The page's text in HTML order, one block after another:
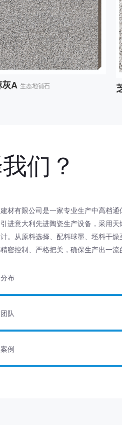
们？
材有限公司是一家专业生产中高档
进意大利先进陶瓷生产设备，采用
。从原料选择、配料球墨、坯料干
密控制、严格把关，确保生产出一流
布
队
例